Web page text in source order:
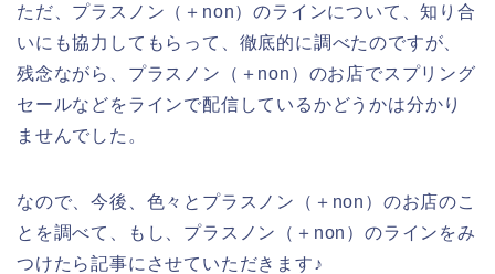
ただ、プラスノン（＋non）のラインについて、知り合
いにも協力してもらって、徹底的に調べたのですが、
残念ながら、プラスノン（＋non）のお店でスプリング
セールなどをラインで配信しているかどうかは分かり
ませんでした。
なので、今後、色々とプラスノン（＋non）のお店のこ
とを調べて、もし、プラスノン（＋non）のラインをみ
つけたら記事にさせていただきます♪